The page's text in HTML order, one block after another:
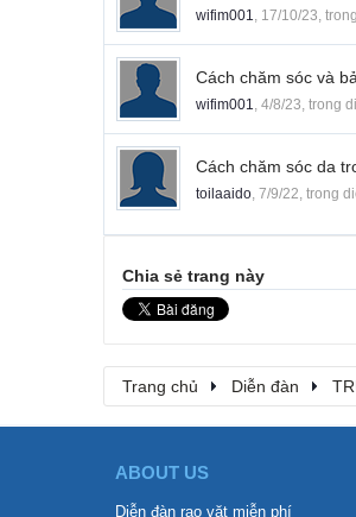
wifim001, 17/10/23,
Cách chăm sóc và
wifim001, 4/8/23, trong
Cách chăm sóc da
toilaaido, 7/9/22, trong
Chia sẻ trang này
Trang chủ Diễn đàn
ABOUT US
Diễn đàn rao vặt miễn phí